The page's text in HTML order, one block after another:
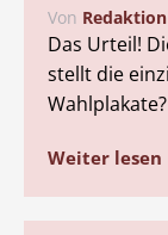
Von Redaktion
Das Urteil!
stellt die
Wahlplakate?
Weiter lesen